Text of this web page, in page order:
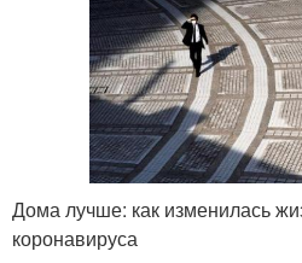
Дома лучше: как изменилась
коронавируса